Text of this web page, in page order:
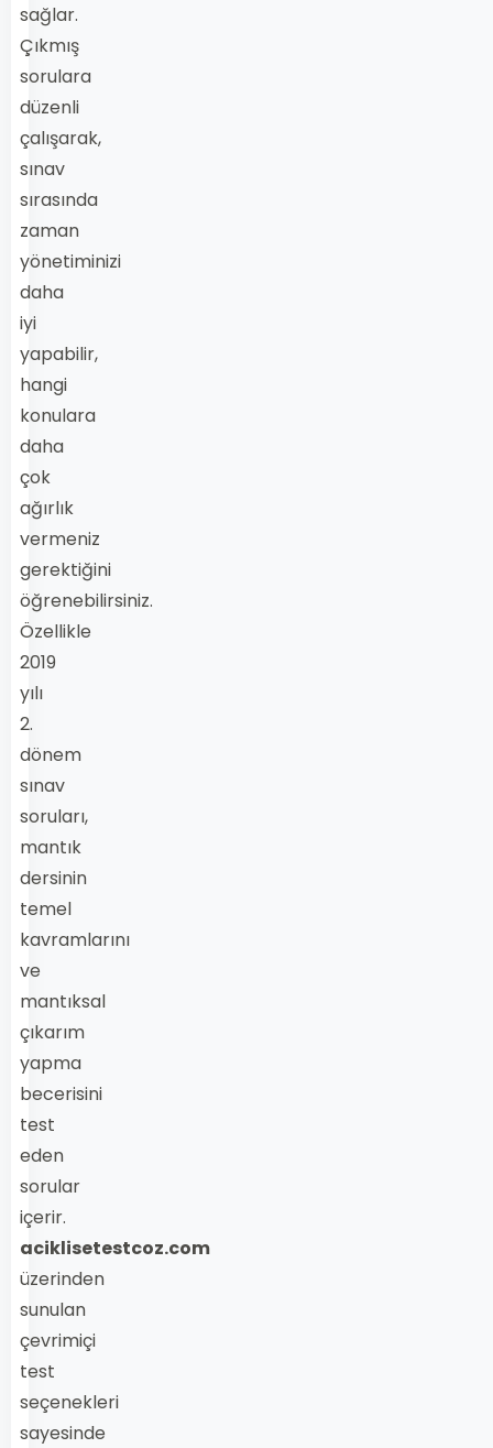
sağlar.
Çıkmış
sorulara
düzenli
çalışarak,
sınav
sırasında
zaman
yönetiminizi
daha
iyi
yapabilir,
hangi
konulara
daha
çok
ağırlık
vermeniz
gerektiğini
öğrenebilirsiniz.
Özellikle
2019
yılı
2.
dönem
sınav
soruları,
mantık
dersinin
temel
kavramlarını
ve
mantıksal
çıkarım
yapma
becerisini
test
eden
sorular
içerir.
aciklisetestcoz.com
üzerinden
sunulan
çevrimiçi
test
seçenekleri
sayesinde